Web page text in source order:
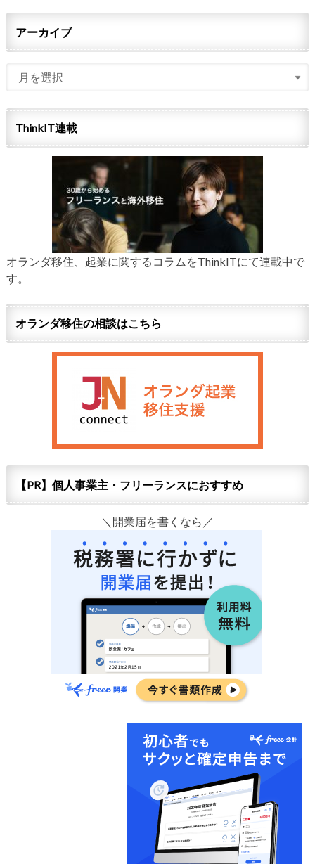
アーカイブ
ThinkIT連載
オランダ移住、起業に関するコラムをThinkITにて連載中で
す。
オランダ移住の相談はこちら
【PR】個人事業主・フリーランスにおすすめ
＼開業届を書くなら／